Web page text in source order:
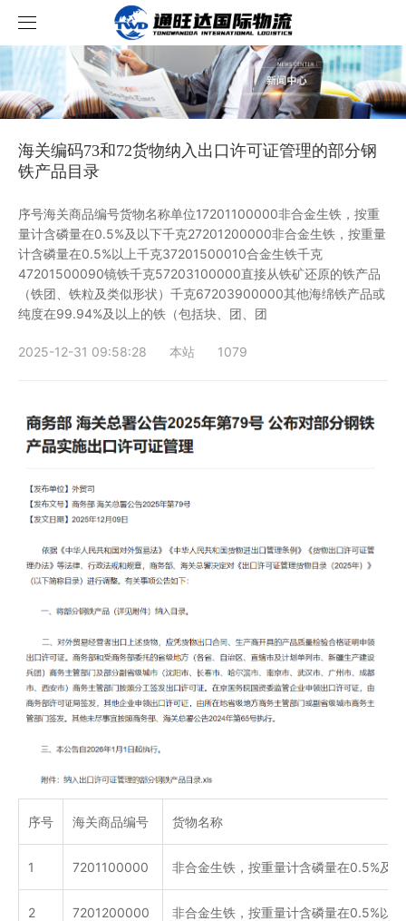
首页
服务项目
服务内容
资讯中心
跨境新闻
行业资讯
案例展示
成功案例
关于我们
运输流程
联系我们
价格查询
海关编码73和72货物纳入出口许可证管理的部分钢
铁产品目录
序号海关商品编号货物名称单位17201100000非合金生铁，按重
量计含磷量在0.5%及以下千克27201200000非合金生铁，按重量
计含磷量在0.5%以上千克37201500010合金生铁千克
47201500090镜铁千克57203100000直接从铁矿还原的铁产品
（铁团、铁粒及类似形状）千克67203900000其他海绵铁产品或
纯度在99.94%及以上的铁（包括块、团、团
2025-12-31 09:58:28 本站 1079
序号 海关商品编号 货物名称
1 7201100000 非合金生铁，按重量计含磷量在0.5%及
2 7201200000 非合金生铁，按重量计含磷量在0.5%以上